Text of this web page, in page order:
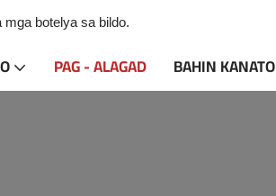
botelya sa bildo.
PAG - ALAGAD BAHIN KANATO